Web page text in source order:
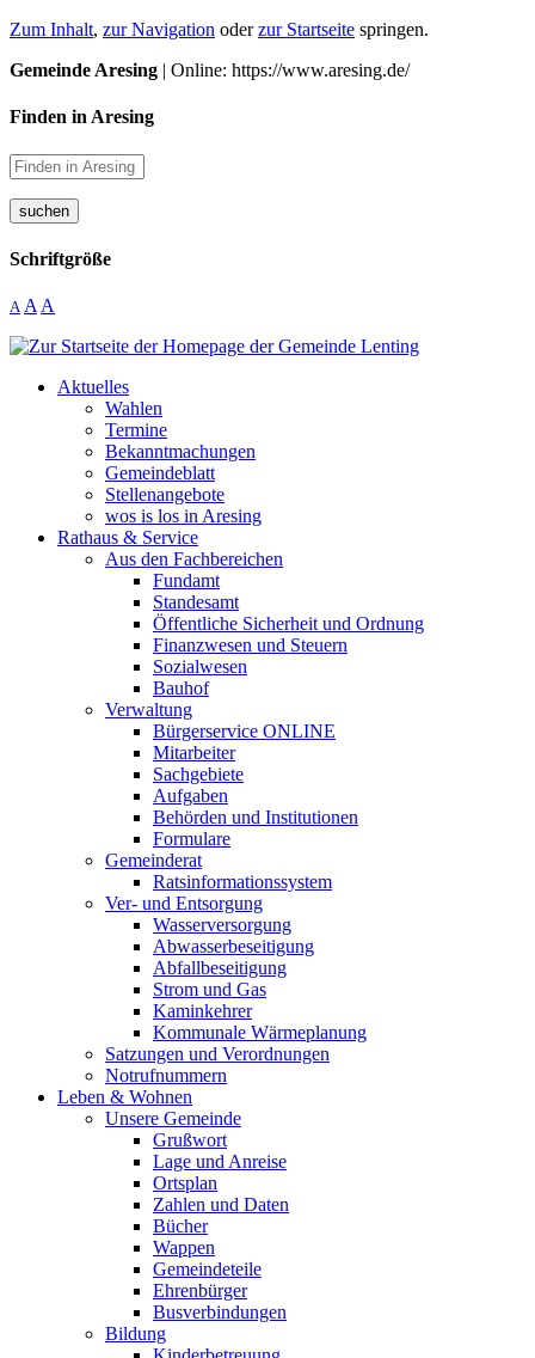
Zum Inhalt, zur Navigation oderzur Startseite springen.
Gemeinde Aresing | Online: https://www.aresing.de/
Finden in Aresing
suchen
Schriftgröße
A A A
Aktuelles
Wahlen
Termine
Bekanntmachungen
Gemeindeblatt
Stellenangebote
wos is los in Aresing
Rathaus & Service
Aus den Fachbereichen
Fundamt
Standesamt
Öffentliche Sicherheit und Ordnung
Finanzwesen und Steuern
Sozialwesen
Bauhof
Verwaltung
Bürgerservice ONLINE
Mitarbeiter
Sachgebiete
Aufgaben
Behörden und Institutionen
Formulare
Gemeinderat
Ratsinformationssystem
Ver- und Entsorgung
Wasserversorgung
Abwasserbeseitigung
Abfallbeseitigung
Strom und Gas
Kaminkehrer
Kommunale Wärmeplanung
Satzungen und Verordnungen
Notrufnummern
Leben & Wohnen
Unsere Gemeinde
Grußwort
Lage und Anreise
Ortsplan
Zahlen und Daten
Bücher
Wappen
Gemeindeteile
Ehrenbürger
Busverbindungen
Bildung